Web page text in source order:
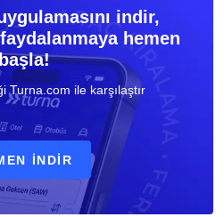
indir,
hemen
Turna.com ile karşılaştır
İNDIR